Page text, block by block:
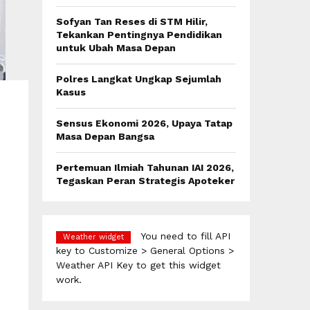
Sofyan Tan Reses di STM Hilir,
Tekankan Pentingnya Pendidikan
untuk Ubah Masa Depan
Polres Langkat Ungkap Sejumlah
Kasus
Sensus Ekonomi 2026, Upaya Tatap
Masa Depan Bangsa
Pertemuan Ilmiah Tahunan IAI 2026,
Tegaskan Peran Strategis Apoteker
Weather widget
You need to fill API
key to Customize > General Options >
Weather API Key to get this widget
work.